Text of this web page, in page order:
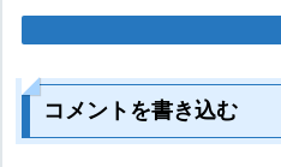
コメントを書き込む